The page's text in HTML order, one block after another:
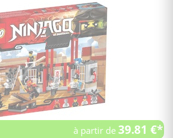
à partir de39.81 €*